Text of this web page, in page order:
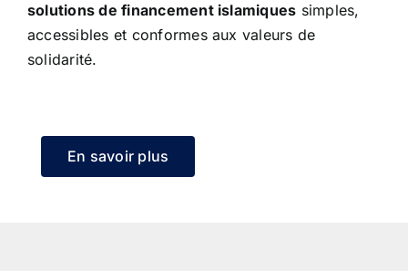
solutions de financement islamiques simples,
accessibles et conformes aux valeurs de
solidarité.
En savoir plus